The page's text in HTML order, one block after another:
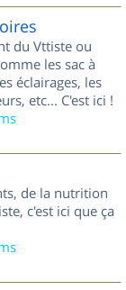
du Vttiste ou
les sac à
éclairages, les
etc... C'est ici !
de la nutrition
c'est ici que ça